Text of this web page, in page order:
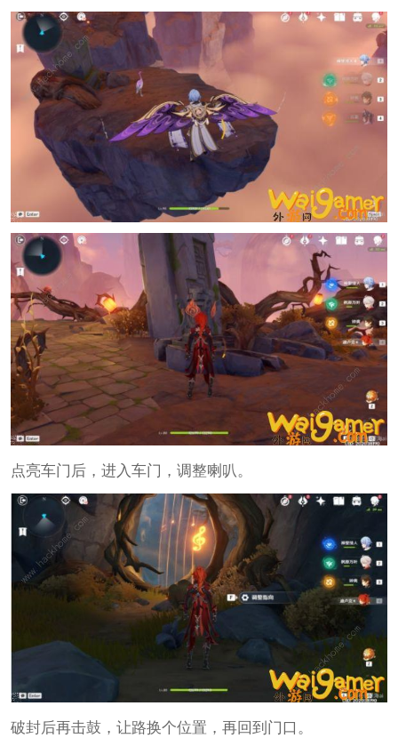
点亮车门后，进入车门，调整喇叭。
破封后再击鼓，让路换个位置，再回到门口。